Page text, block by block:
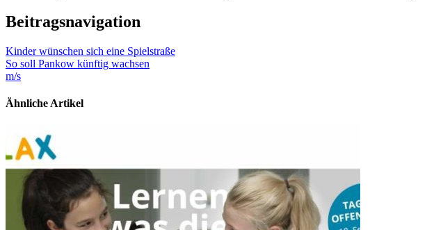
Beitragsnavigation
Kinder wünschen sich eine Spielstraße
So soll Pankow künftig wachsen
m/s
Ähnliche Artikel